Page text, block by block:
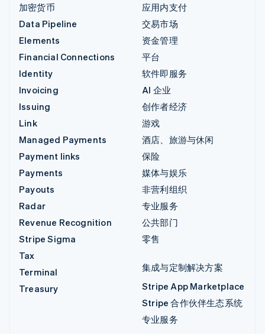
加密货币
Data Pipeline
Elements
Financial Connections
Identity
Invoicing
Issuing
Link
Managed Payments
Payment links
Payments
Payouts
Radar
Revenue Recognition
Stripe Sigma
Tax
Terminal
Treasury
应用内支付
交易市场
资金管理
平台
软件即服务
AI 企业
创作者经济
游戏
酒店、旅游与休闲
保险
媒体与娱乐
非营利组织
专业服务
公共部门
零售
集成与定制解决方案
Stripe App Marketplace
Stripe 合作伙伴生态系统
专业服务